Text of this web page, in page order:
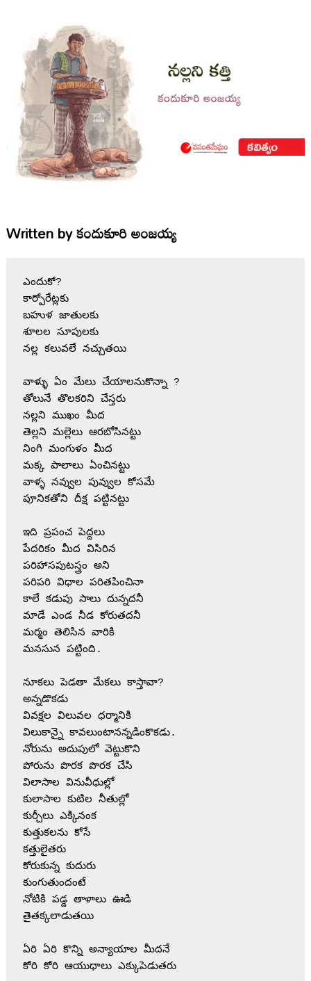
Written byకందుకూరి అంజయ్య
ఎందుకో?
కార్పోరేట్లకు
బహుళ జాతులకు
శూలల సూపులకు
నల్ల కలువలే నచ్చుతయి
వాళ్ళు ఏం మేలు చేయాలనుకొన్నా ?
తోలునే తొలకరిని చేస్తరు
నల్లని ముఖం మీద
తెల్లని మల్లెలు ఆరబోసినట్టు
నింగి మంగుళం మీద
మక్క పాలాలు ఏంచినట్టు
వాళ్ళ నవ్వుల పువ్వుల కోసమే
పూనికతోని దీక్ష పట్టినట్టు
ఇది ప్రపంచ పెద్దలు
పేదరికం మీద విసిరిన
పరిహాసపుటస్త్రం అని
పరిపరి విధాల పరితపించినా
కాలే కడుపు సాలు దున్నదనీ
మాడే ఎండ నీడ కోరుతదనీ
మర్మం తెలిసిన వారికి
మనసున పట్టింది.
నూకలు పెడతా మేకలు కాస్తావా?
అన్నడొకడు
వివక్షల విలువల ధర్మానికి
విలుకాన్నై కావలుంటానన్నడింకొకడు.
నోరును అదుపులో వెట్టుకొని
పోరును పొరక పొరక చేసి
విలాసాల వినువీధుల్లో
కులాసాల కుటిల నీతుల్లో
కుర్చీలు ఎక్కినంక
కుత్తుకలను కోసే
కత్తులైతరు
కోరుకున్న కుదురు
కుంగుతుందంటే
నోటికి పడ్డ తాళాలు ఊడి
తైతక్కలాడుతయి
ఏరి ఏరి కొన్ని అన్యాయాల మీదనే
కోరి కోరి ఆయుధాలు ఎక్కుపెడుతరు